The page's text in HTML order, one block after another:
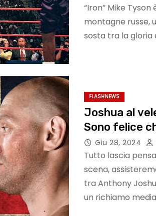
“Iron” Mike
montagne russe,
sosta tra la gloria
FLASHNEWS
Joshua al
Sono felice
Giu 28, 2024
Tutto lascia
scena,
tra Anthony
un richiamo